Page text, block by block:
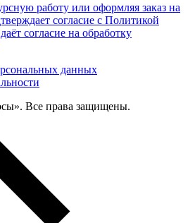
работу или оформляя заказ на
согласие с Политикой
согласие на обработку
данных
Все права защищены.